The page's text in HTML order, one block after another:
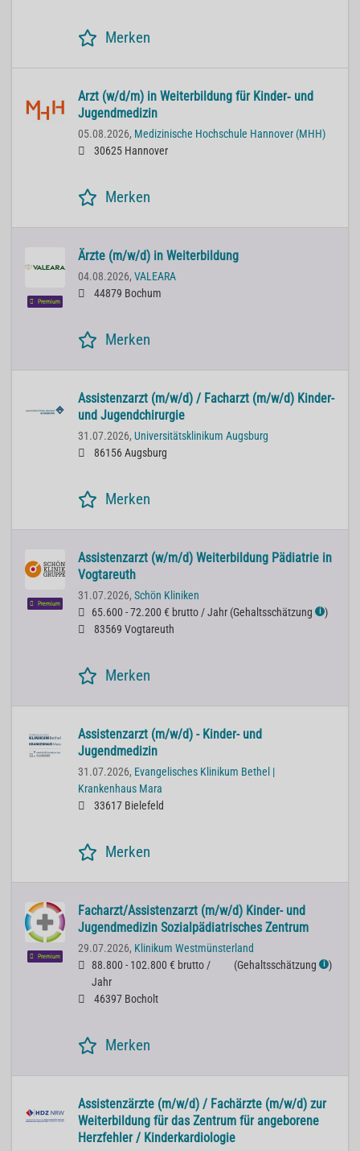
Merken
Arzt (w/d/m) in Weiterbildung für Kinder‐ und
Jugendmedizin
05.08.2026, Medizinische Hochschule Hannover (MHH)
30625 Hannover
Merken
Premium
Ärzte (m/w/d) in Weiterbildung
04.08.2026, VALEARA
44879 Bochum
Merken
Assistenzarzt (m/w/d) / Facharzt (m/w/d) Kinder-
und Jugendchirurgie
31.07.2026, Universitätsklinikum Augsburg
86156 Augsburg
Merken
Premium
Assistenzarzt (w/m/d) Weiterbildung Pädiatrie in
Vogtareuth
31.07.2026, Schön Kliniken
65.600 - 72.200 € brutto / Jahr (Gehaltsschätzung ℹ )
83569 Vogtareuth
Merken
Assistenzarzt (m/w/d) - Kinder- und
Jugendmedizin
31.07.2026, Evangelisches Klinikum Bethel |
Krankenhaus Mara
33617 Bielefeld
Merken
Premium
Facharzt/Assistenzarzt (m/w/d) Kinder- und
Jugendmedizin Sozialpädiatrisches Zentrum
29.07.2026, Klinikum Westmünsterland
88.800 - 102.800 € brutto /
Jahr
(Gehaltsschätzung ℹ )
46397 Bocholt
Merken
Assistenzärzte (m/w/d) / Fachärzte (m/w/d) zur
Weiterbildung für das Zentrum für angeborene
Herzfehler / Kinderkardiologie